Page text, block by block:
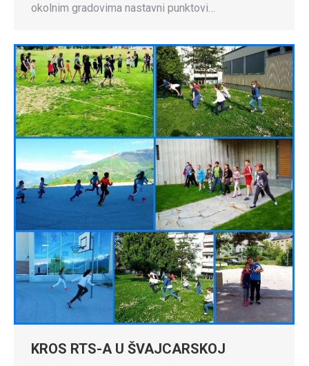
okolnim gradovima nastavni punktovi…
KROS RTS-A U ŠVAJCARSKOJ